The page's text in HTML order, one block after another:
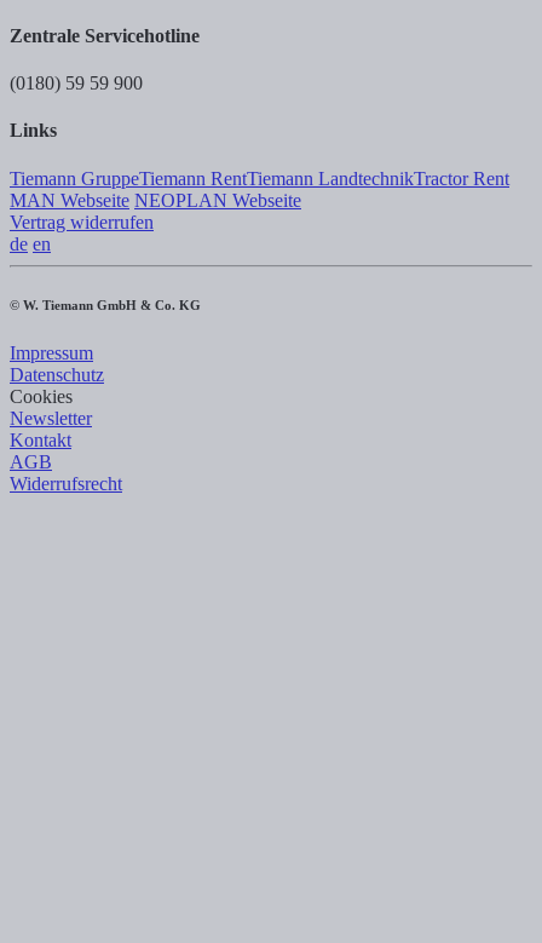
Zentrale Servicehotline
(0180) 59 59 900
Links
Tiemann GruppeTiemann RentTiemann LandtechnikTractor Rent
MAN Webseite NEOPLAN Webseite
Vertrag widerrufen
de en
© W. Tiemann GmbH & Co. KG
Impressum
Datenschutz
Cookies
Newsletter
Kontakt
AGB
Widerrufsrecht